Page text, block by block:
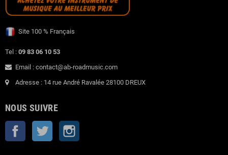
Site 100 % Français
Tel : 09 83 06 10 53
Email : contact@ab-roadmusic.com
Adresse : 14 rue André Ravalée 28100 DREUX
NOUS SUIVRE
Facebook Twitter